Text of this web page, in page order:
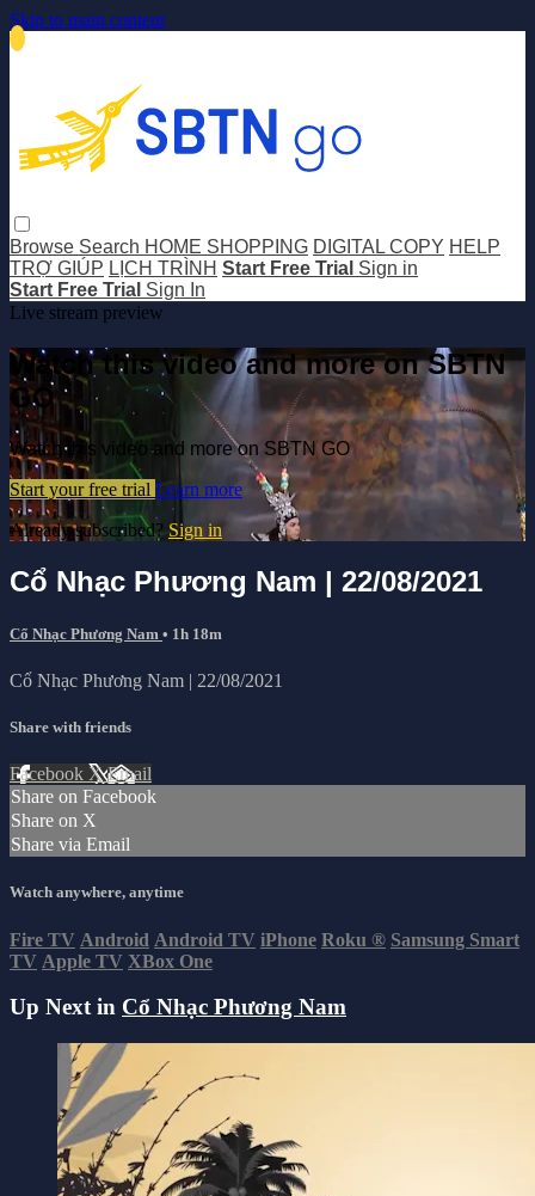
Skip to main content
Browse Search HOME SHOPPING DIGITAL COPY HELP
TRỢ GIÚP LỊCH TRÌNH Start Free Trial Sign in
Start Free Trial Sign In
Live stream preview
Watch this video and more on SBTN
GO
Watch this video and more on SBTN GO
Start your free trial Learn more
Already subscribed? Sign in
Cổ Nhạc Phương Nam | 22/08/2021
Cổ Nhạc Phương Nam • 1h 18m
Cổ Nhạc Phương Nam | 22/08/2021
Share with friends
Facebook XEmail
Share on Facebook
Share on X
Share via Email
Watch anywhere, anytime
Fire TV Android Android TV iPhone Roku ® Samsung Smart
TV Apple TV XBox One
Up Next in Cổ Nhạc Phương Nam